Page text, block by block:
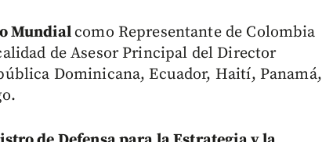
Mundialcomo Representante de Colombia
de Asesor Principal del Director
Dominicana, Ecuador, Haití, Panamá,